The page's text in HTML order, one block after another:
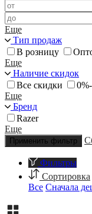
Еще
Тип продаж
В розницу
Еще
Наличие скидок
Все скидки
Еще
Бренд
Razer
Еще
Применить фильтр
Фильтры
Сортировка
Все Сначала